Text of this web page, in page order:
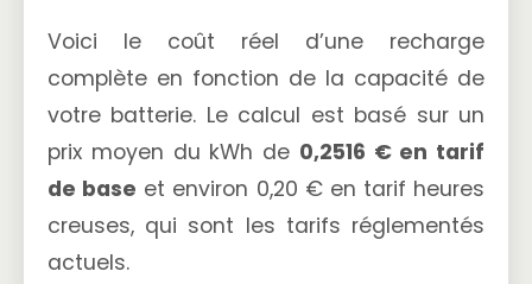
Voici le coût réel d’une recharge
complète en fonction de la capacité de
votre batterie. Le calcul est basé sur un
prix moyen du kWh de 0,2516 € en tarif
de base et environ 0,20 € en tarif heures
creuses, qui sont les tarifs réglementés
actuels.